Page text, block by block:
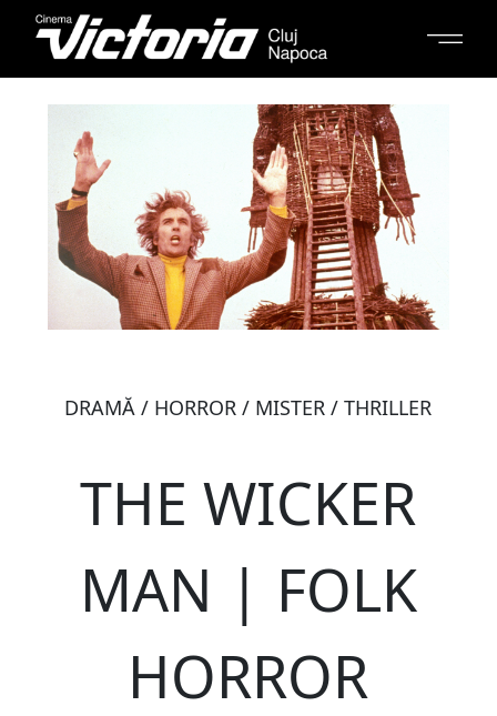
DRAMĂ / HORROR / MISTER / THRILLER
THE WICKER
MAN | FOLK
HORROR